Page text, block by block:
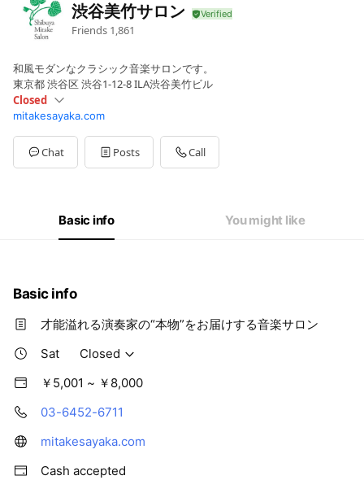
渋谷美竹サロン
Friends 1,861
和風モダンなクラシック音楽サロンです。
東京都 渋谷区 渋谷1-12-8 ILA渋谷美竹ビル
Closed
SunClosed
Mon10:30 - 17:00
TueClosed
WedClosed
mitakesayaka.com
Chat Posts Call
Basic info You might like
Basic info
才能溢れる演奏家の“本物”をお届けする音楽サロン
Sat
Closed
￥5,001 ~ ￥8,000
03-6452-6711
mitakesayaka.com
Cash accepted